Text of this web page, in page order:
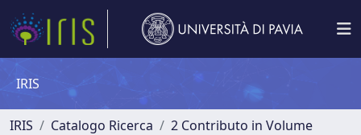
IRIS
IRIS Catalogo Ricerca
2 Contributo in Volume